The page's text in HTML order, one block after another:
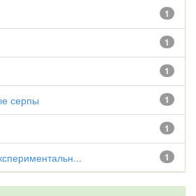
1
1
1
1
серпы
1
1